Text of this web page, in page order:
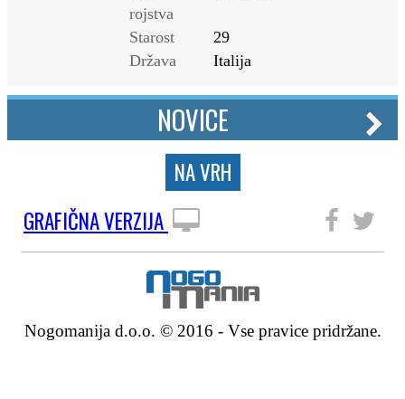
rojstva
Starost
29
Država
Italija
NOVICE
NA VRH
GRAFIČNA VERZIJA
Nogomanija d.o.o. © 2016 - Vse pravice pridržane.